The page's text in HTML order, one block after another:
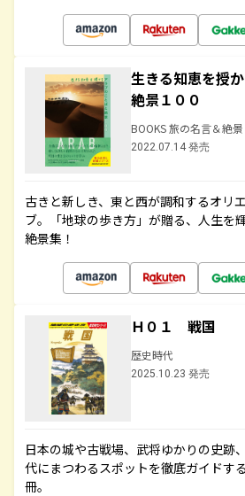
生きる知恵を授
絶景１００
BOOKS 旅の名言＆絶景
2022.07.14 発売
古きと新しき、東と西が調和するオリ
ブ。「地球の歩き方」が贈る、人生を
絶景集！
Ｈ０１ 戦国
歴史時代
2025.10.23 発売
日本の城や古戦場、武将ゆかりの史跡
代にまつわるスポットを徹底ガイドす
冊。